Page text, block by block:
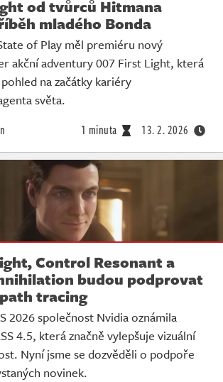
od tvůrců Hitmana
mladého Bonda
of Play měl premiéru nový
akční adventury 007 First Light, která
na začátky kariéry
světa.
1 minuta 13. 2. 2026
Control Resonant a
budou podprovat
path tracing
2026 společnost Nvidia oznámila
4.5, která značně vylepšuje vizuální
Nyní jsme se dozvěděli o podpoře
novinek.